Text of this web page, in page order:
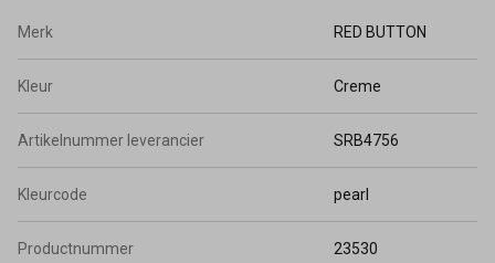
Merk RED BUTTON
Kleur Creme
Artikelnummer leverancier SRB4756
Kleurcode pearl
Productnummer 23530